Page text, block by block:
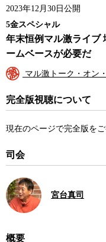
2023年12月30日公開
5金スペシャル
年末恒例マル激ライブ
ームベースが必要だ
マル激トーク・オン
完全版視聴について
現在のページで完全版を
司会
宮台真司
概要